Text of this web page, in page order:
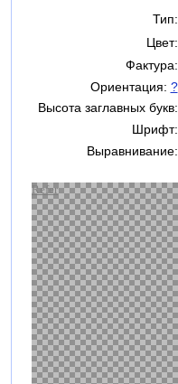
Тип:
Цвет:
Фактура:
Ориентация: ?
Высота заглавных букв:
Шрифт:
Выравнивание: